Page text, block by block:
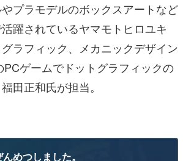
プラモデルのボックスアートなど
躍されているヤマモトヒロユキ
ラフィック、メカニックデザイン
ゲームでドットグラフィックの
田正和氏が担当。
めつしました。